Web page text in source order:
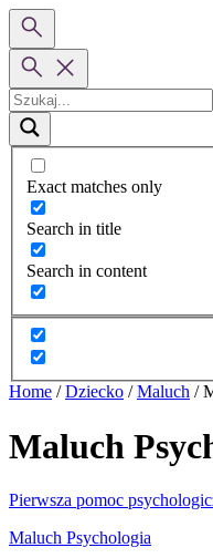
Exact matches only
Search in title
Search in content
Home / Dziecko / Maluch /
Maluch
Pierwsza pomoc
Maluch Psychologia